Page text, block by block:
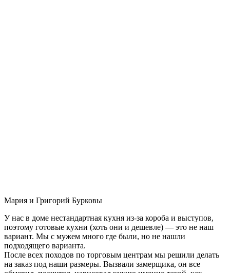
Мария и Григорий Бурковы
У нас в доме нестандартная кухня из-за короба и выступов,
поэтому готовые кухни (хоть они и дешевле) — это не наш
вариант. Мы с мужем много где были, но не нашли
подходящего варианта.
После всех походов по торговым центрам мы решили делать
на заказ под наши размеры. Вызвали замерщика, он все